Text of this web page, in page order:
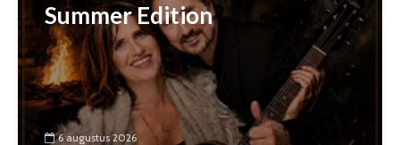
Summer Edition
6 augustus 2026